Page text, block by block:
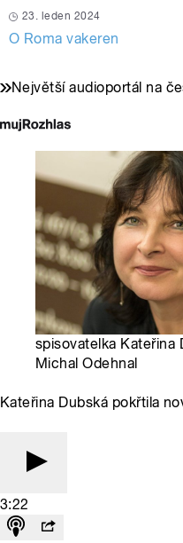
23. leden 2024
O Roma vakeren
Největší audioportál na
spisovatelka Kateřina
Michal Odehnal
Kateřina Dubská pokřtila
3:22